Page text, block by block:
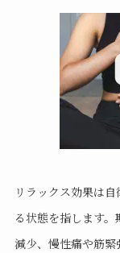
リラックス効果は
る状態を指します
減少、慢性痛や筋